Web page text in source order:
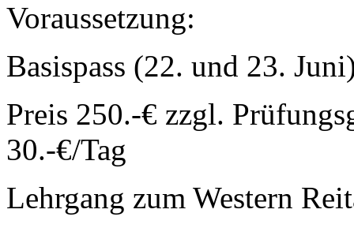
Voraussetzung:
Basispass (22. und 23.
Preis 250.-€ zzgl.
30.-€/Tag
Lehrgang zum Western